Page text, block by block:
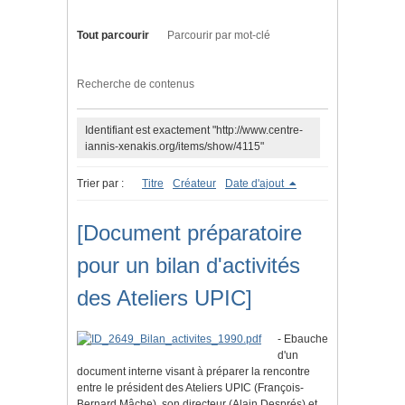
Tout parcourir Parcourir par mot-clé
Recherche de contenus
Identifiant est exactement "http://www.centre-
iannis-xenakis.org/items/show/4115"
Trier par : Titre Créateur Date d'ajout
[Document préparatoire
pour un bilan d'activités
des Ateliers UPIC]
- Ebauche
d'un
document interne visant à préparer la rencontre
entre le président des Ateliers UPIC (François-